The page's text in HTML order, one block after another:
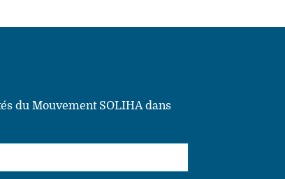
du Mouvement SOLIHA dans